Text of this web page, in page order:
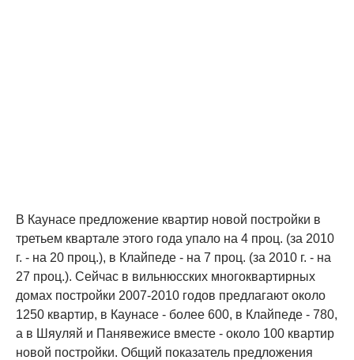
В Каунасе предложение квартир новой постройки в
третьем квартале этого года упало на 4 проц. (за 2010
г. - на 20 проц.), в Клайпеде - на 7 проц. (за 2010 г. - на
27 проц.). Сейчас в вильнюсских многоквартирных
домах постройки 2007-2010 годов предлагают около
1250 квартир, в Каунасе - более 600, в Клайпеде - 780,
а в Шяуляй и Панявежисе вместе - около 100 квартир
новой постройки. Общий показатель предложения